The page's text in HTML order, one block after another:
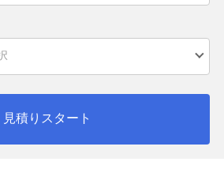
見積りスタート